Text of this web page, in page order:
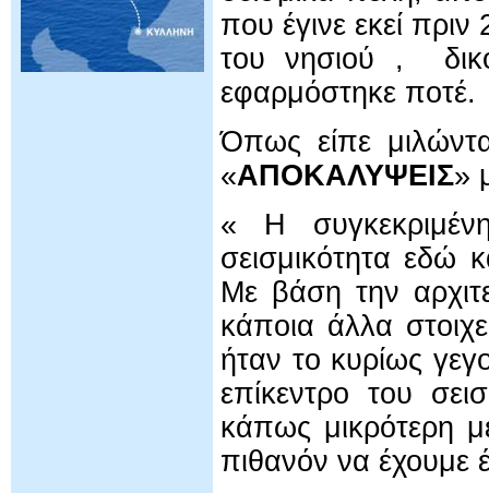
που έγινε εκεί
του νησιού ,
εφαρμόστηκε
Όπως είπε
«ΑΠΟΚΑΛΥΨΕΙΣ»
« Η
σεισμικότητα εδώ
Με βάση την
κάποια άλλα
ήταν το κυρίως
επίκεντρο του
κάπως μικρότερη
πιθανόν να έχουμε